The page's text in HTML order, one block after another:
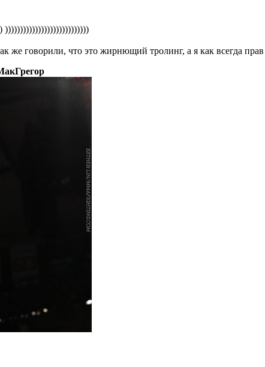
же говорили, что это жирнющий тролинг, а я как всегда прав